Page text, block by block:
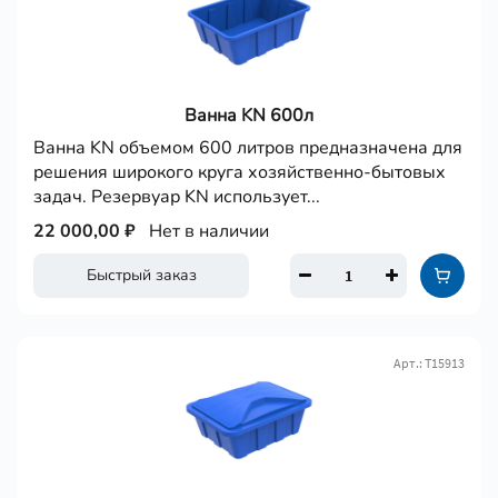
Ванна KN 600л
Ванна KN объемом 600 литров предназначена для
решения широкого круга хозяйственно-бытовых
задач. Резервуар KN использует...
Быстрый заказ
22 000,00 ₽ Нет в наличии
Арт.: Т15913